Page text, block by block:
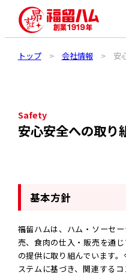
トップ > 会社情報 > 安
Safety
安心安全への取り
基本方針
福留ハムは、ハム・ソーセ
売、食肉の仕入・販売を通
の提供に取り組んでいます
ステムに基づき、関連する